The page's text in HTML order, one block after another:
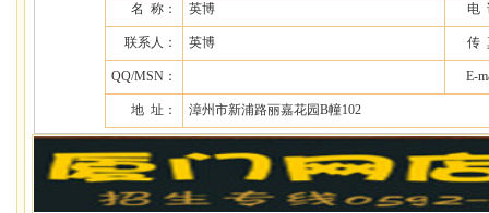
名 称： 英博 电
联系人： 英博 传
QQ/MSN： E-
地 址： 漳州市新浦路丽嘉花园B幢102